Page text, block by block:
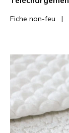
Fiche non-feu |